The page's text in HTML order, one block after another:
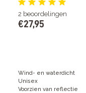
2 beoordelingen
€27,95
Wind- en waterdicht
Unisex
Voorzien van reflectie